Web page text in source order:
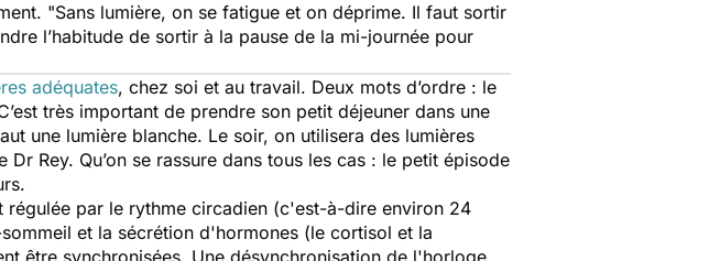
"Sans lumière, on se fatigue et on déprime. Il faut sortir
l’habitude de sortir à la pause de la mi-journée pour
adéquates, chez soi et au travail. Deux mots d’ordre : le
très important de prendre son petit déjeuner dans une
une lumière blanche. Le soir, on utilisera des lumières
Dr Rey. Qu’on se rassure dans tous les cas : le petit épisode
par le rythme circadien (c'est-à-dire environ 24
et la sécrétion d'hormones (le cortisol et la
être synchronisées. Une désynchronisation de l'horloge